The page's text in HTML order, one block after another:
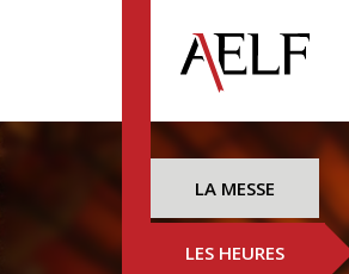
LA MESSE
LES HEURES